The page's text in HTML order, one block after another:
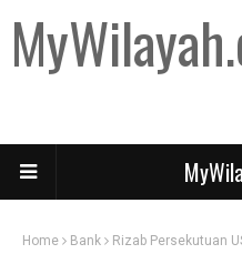
Home Bank Rizab Persekutuan